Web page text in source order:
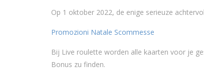
Op 1 oktober 2022, de enige serieuze
Promozioni Natale Scommesse
Bij Live roulette worden alle kaarten voor je
Bonus zu finden.